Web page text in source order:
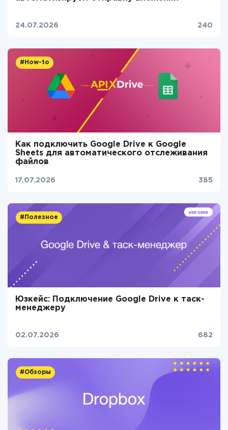
24.07.2026 240
#How-to
Как подключить Google Drive к Google
Sheets для автоматического отслеживания
файлов
17.07.2026 385
#Полезное
Юзкейс: Подключение Google Drive к таск-
менеджеру
02.07.2026 682
#Обзоры